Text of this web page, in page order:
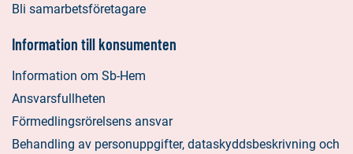
Bli samarbetsföretagare
Information till konsumenten
Information om Sb-Hem
Ansvarsfullheten
Förmedlingsrörelsens ansvar
Behandling av personuppgifter, dataskyddsbeskrivning och